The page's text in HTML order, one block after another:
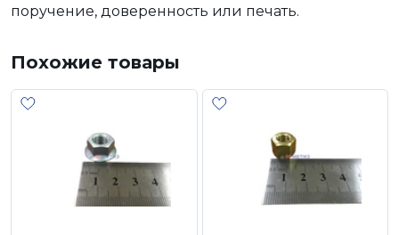
поручение, доверенность или печать.
Похожие товары